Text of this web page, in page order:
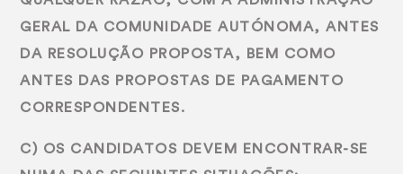
GERAL DA COMUNIDADE AUTÓNOMA, ANTES
DA RESOLUÇÃO PROPOSTA, BEM COMO
ANTES DAS PROPOSTAS DE PAGAMENTO
CORRESPONDENTES.
C) OS CANDIDATOS DEVEM ENCONTRAR-SE